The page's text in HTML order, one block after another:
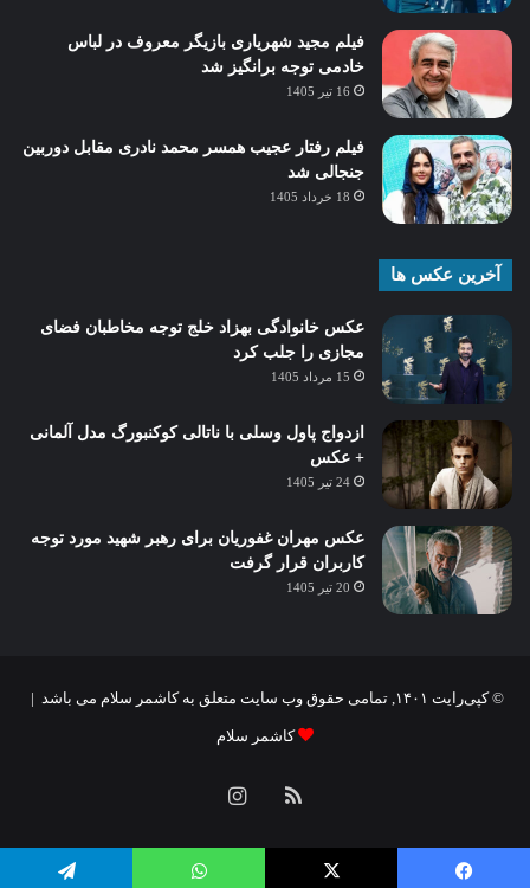
فیلم مجید شهریاری بازیگر معروف در لباس
خادمی توجه برانگیز شد
16 تیر 1405
فیلم رفتار عجیب همسر محمد نادری مقابل دوربین
جنجالی شد
18 خرداد 1405
آخرین عکس ها
عکس خانوادگی بهزاد خلج توجه مخاطبان فضای
مجازی را جلب کرد
15 مرداد 1405
ازدواج پاول وسلی با ناتالی کوکنبورگ مدل آلمانی
+ عکس
24 تیر 1405
عکس مهران غفوریان برای رهبر شهید مورد توجه
کاربران قرار گرفت
20 تیر 1405
© کپی‌رایت ۱۴۰۱, تمامی حقوق وب سایت متعلق به کاشمر سلام می باشد |
کاشمر سلام
خوراکاینستاگرام